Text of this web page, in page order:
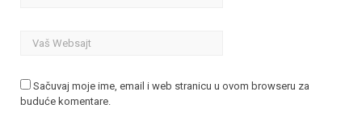
Sačuvaj moje ime, email i web stranicu u ovom browseru za
buduće komentare.